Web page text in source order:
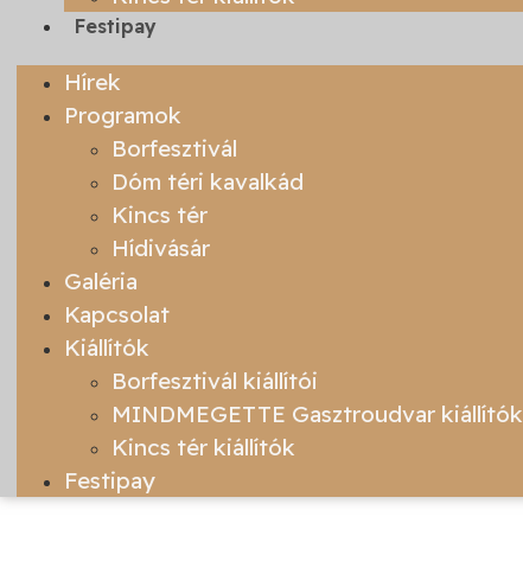
Festipay
Hírek
Programok
Borfesztivál
Dóm téri kavalkád
Kincs tér
Hídivásár
Galéria
Kapcsolat
Kiállítók
Borfesztivál kiállítói
MINDMEGETTE Gasztroudvar kiállítók
Kincs tér kiállítók
Festipay